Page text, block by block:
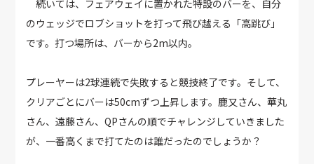
続いては、フェアウェイに置かれた特設のバーを、自分
のウェッジでロブショットを打って飛び越える「高跳び」
です。打つ場所は、バーから2m以内。
プレーヤーは2球連続で失敗すると競技終了です。そして、
クリアごとにバーは50cmずつ上昇します。鹿又さん、華丸
さん、遠藤さん、QPさんの順でチャレンジしていきました
が、一番高くまで打てたのは誰だったのでしょうか？